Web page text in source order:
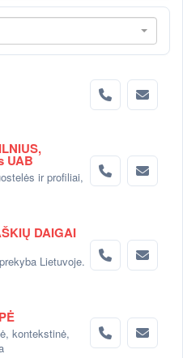
UAB
ir profiliai,
DAIGAI
Lietuvoje.
kontekstinė,